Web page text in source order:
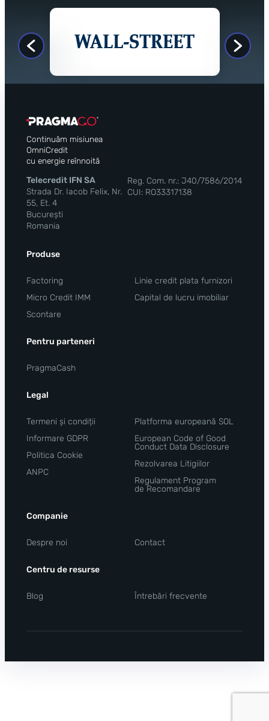
Continuăm misiunea
OmniCredit
cu energie reînnoită
Telecredit IFN SA
Strada Dr. Iacob Felix, Nr.
55, Et. 4
București
Romania
Reg. Com. nr.: J40/7586/2014
CUI: RO33317138
Produse
Factoring
Micro Credit IMM
Scontare
Linie credit plata furnizori
Capital de lucru imobiliar
Pentru parteneri
PragmaCash
Legal
Termeni și condiții
Informare GDPR
Politica Cookie
ANPC
Platforma europeană SOL
European Code of Good
Conduct Data Disclosure
Rezolvarea Litigiilor
Regulament Program
de Recomandare
Companie
Despre noi Contact
Centru de resurse
Blog Întrebări frecvente